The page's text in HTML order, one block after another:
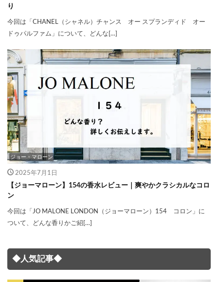
り
今回は「CHANEL（シャネル）チャンス オー スプランディド オー
ドゥパルファム」について、どんな[…]
ジョー・マローン
2025年7月1日
【ジョーマローン】154の香水レビュー｜爽やかクラシカルなコロ
ン
今回は「JO MALONE LONDON（ジョーマローン）154 コロン」に
ついて、どんな香りかご紹[…]
◆人気記事◆